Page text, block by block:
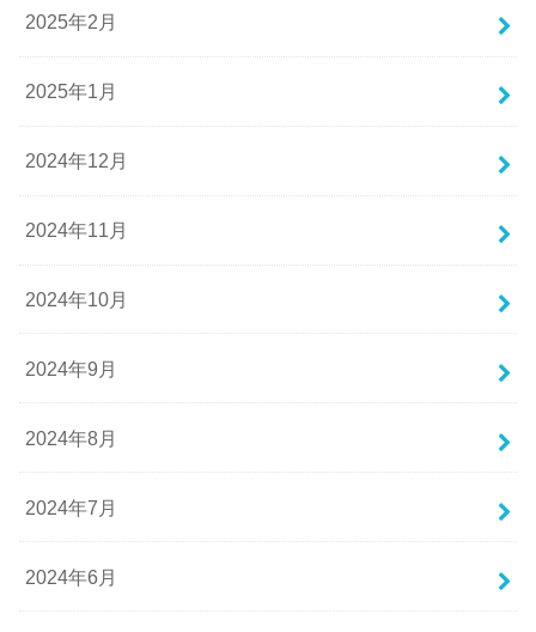
2025年2月
2025年1月
2024年12月
2024年11月
2024年10月
2024年9月
2024年8月
2024年7月
2024年6月